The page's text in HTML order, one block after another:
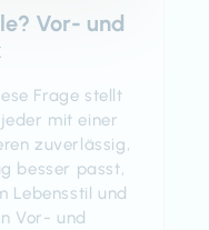
Vor- und
Frage stellt
mit einer
zuverlässig,
besser passt,
Lebensstil und
Vor- und